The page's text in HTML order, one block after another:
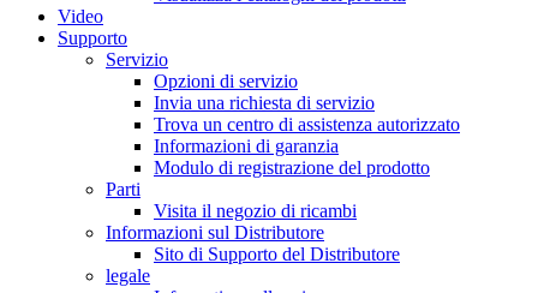
Video
Supporto
Servizio
Opzioni di servizio
Invia una richiesta di servizio
Trova un centro di assistenza autorizzato
Informazioni di garanzia
Modulo di registrazione del prodotto
Parti
Visita il negozio di ricambi
Informazioni sul Distributore
Sito di Supporto del Distributore
legale